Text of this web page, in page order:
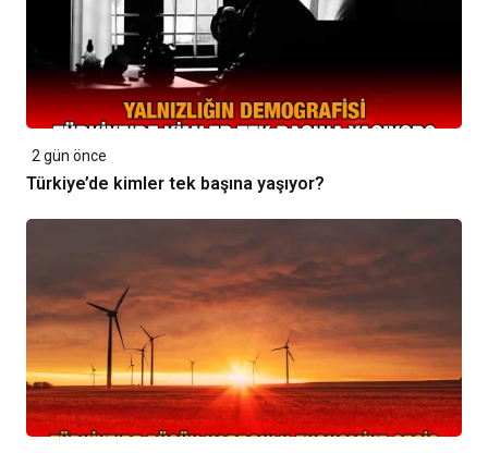
2 gün önce
Türkiye’de kimler tek başına yaşıyor?